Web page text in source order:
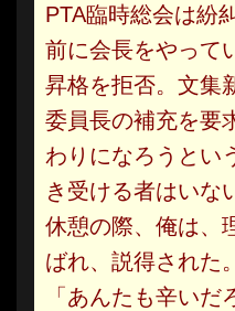
PTA臨時総会は紛
前に会長をやって
昇格を拒否。文集
委員長の補充を要
わりになろうとい
き受ける者はいな
休憩の際、俺は、
ばれ、説得された。
「あんたも辛い